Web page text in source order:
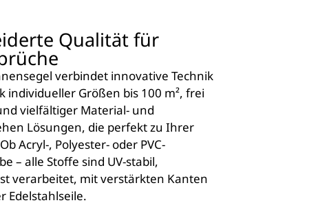
Qualität für
verbindet innovative Technik
individueller Größen bis 100 m², frei
vielfältiger Material- und
Lösungen, die perfekt zu Ihrer
Acryl-, Polyester- oder PVC-
– alle Stoffe sind UV-stabil,
verarbeitet, mit verstärkten Kanten
Edelstahlseile.